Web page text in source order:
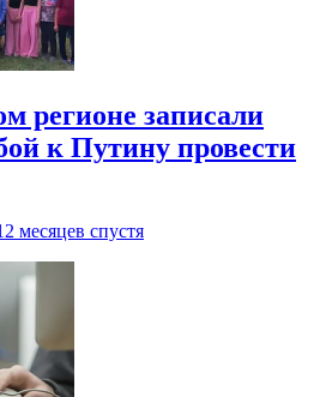
регионе записали
к Путину провести
месяцев спустя